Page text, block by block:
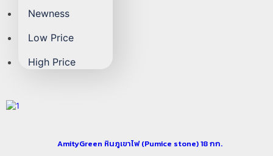
Newness
Low Price
High Price
AmityGreen หินภูเขาไฟ (Pumice stone) 18 กก.